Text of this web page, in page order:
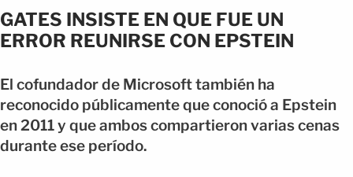
GATES INSISTE EN QUE FUE UN
ERROR REUNIRSE CON EPSTEIN
El cofundador de Microsoft también ha
reconocido públicamente que conoció a Epstein
en 2011 y que ambos compartieron varias cenas
durante ese período.